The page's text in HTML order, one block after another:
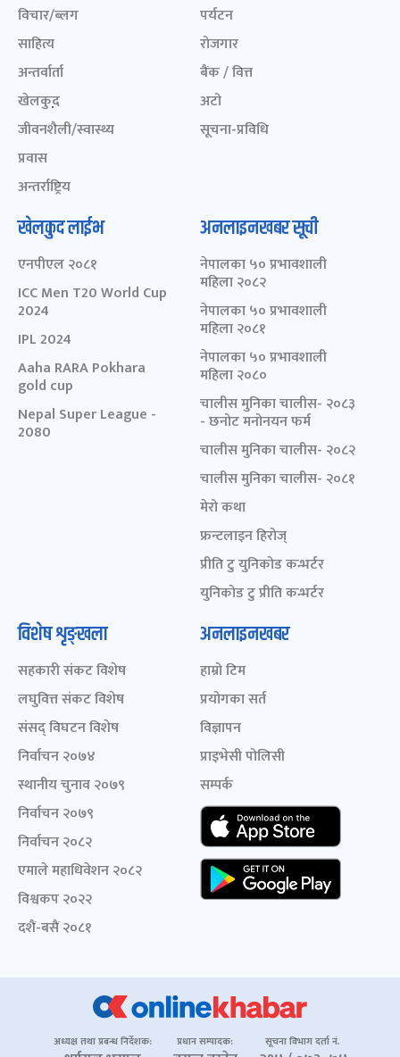
विचार/ब्लग
साहित्य
अन्तर्वार्ता
खेलकुद़़
जीवनशैली/स्वास्थ्य
प्रवास
अन्तर्राष्ट्रिय
पर्यटन
रोजगार
बैंक / वित्त
अटो
सूचना-प्रविधि
खेलकुद लाईभ
एनपीएल २०८१
ICC Men T20 World Cup
2024
IPL 2024
Aaha RARA Pokhara
gold cup
Nepal Super League -
2080
अनलाइनखबर सूची
नेपालका ५० प्रभावशाली
महिला २०८२
नेपालका ५० प्रभावशाली
महिला २०८१
नेपालका ५० प्रभावशाली
महिला २०८०
चालीस मुनिका चालीस- २०८३
- छनोट मनोनयन फर्म
चालीस मुनिका चालीस- २०८२
चालीस मुनिका चालीस- २०८१
मेरो कथा
फ्रन्टलाइन हिरोज्
प्रीति टु युनिकोड कन्भर्टर
युनिकोड टु प्रीति कन्भर्टर
विशेष शृङ्खला
सहकारी संकट विशेष
लघुवित्त संकट विशेष
संसद् विघटन विशेष
निर्वाचन २०७४
स्थानीय चुनाव २०७९
निर्वाचन २०७९
निर्वाचन २०८२
एमाले महाधिवेशन २०८२
विश्वकप २०२२
दशैं-बसैं २०८१
अनलाइनखबर
हाम्रो टिम
प्रयोगका सर्त
विज्ञापन
प्राइभेसी पोलिसी
सम्पर्क
अध्यक्ष तथा प्रबन्ध निर्देशक: प्रधान सम्पादक: सूचना विभाग दर्ता नं.